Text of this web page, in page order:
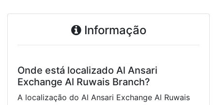
Informação
Onde está localizado Al Ansari
Exchange Al Ruwais Branch?
A localização do Al Ansari Exchange Al Ruwais